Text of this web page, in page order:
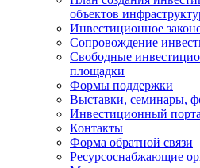
объектов
Инвестиционное
Сопровождение
Свободные
площадки
Формы поддержки
Выставки, семинары,
Инвестиционный
Контакты
Форма обратной связи
Ресурсоснабжающие